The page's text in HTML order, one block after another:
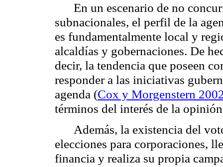
En un escenario de no
subnacionales, el perfil de la
es fundamentalmente local y
alcaldías y gobernaciones. De
decir, la tendencia que poseen
responder a las iniciativas
agenda (Cox y Morgenstern
términos del interés de la
Además, la existencia del
elecciones para corporaciones,
financia y realiza su propia